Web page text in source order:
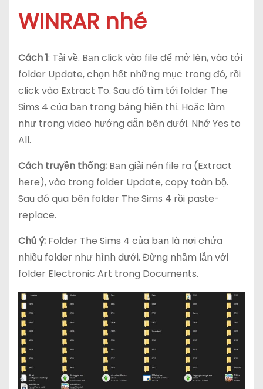
WINRAR nhé
Cách 1: Tải về. Bạn click vào file để mở lên, vào tới
folder Update, chọn hết những mục trong đó, rồi
click vào Extract To. Sau đó tìm tới folder The
Sims 4 của bạn trong bảng hiển thị. Hoặc làm
như trong video hướng dẫn bên dưới. Nhớ Yes to
All.
Cách truyền thống: Bạn giải nén file ra (Extract
here), vào trong folder Update, copy toàn bộ.
Sau đó qua bên folder The Sims 4 rồi paste-
replace.
Chú ý: Folder The Sims 4 của bạn là nơi chứa
nhiều folder như hình dưới. Đừng nhầm lẫn với
folder Electronic Art trong Documents.